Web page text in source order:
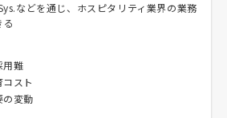
などを通じ、ホスピタリティ業界の業務
る
用難
スト
変動